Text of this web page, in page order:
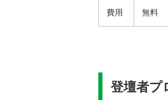
費用 無料
登壇者プ